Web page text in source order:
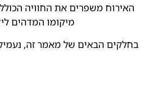
האירוח משפרים את החוויה
מיקומו המדהים
בחלקים הבאים של מאמר זה, נעמיק